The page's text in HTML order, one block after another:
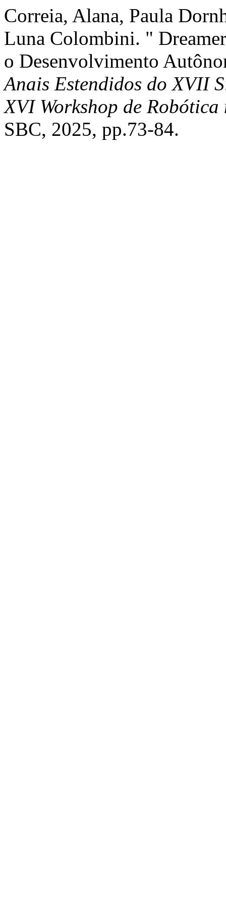
Correia, Alana, Paula
Luna Colombini. "
o Desenvolvimento
Anais Estendidos do XVII
XVI Workshop de
SBC, 2025, pp.73-84.